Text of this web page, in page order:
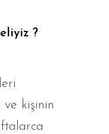
?
ve kişinin